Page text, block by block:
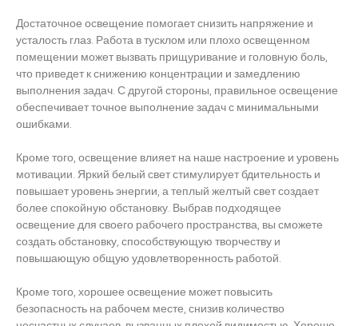
Достаточное освещение помогает снизить напряжение и
усталость глаз. Работа в тусклом или плохо освещенном
помещении может вызвать прищуривание и головную боль,
что приведет к снижению концентрации и замедлению
выполнения задач. С другой стороны, правильное освещение
обеспечивает точное выполнение задач с минимальными
ошибками.
Кроме того, освещение влияет на наше настроение и уровень
мотивации. Яркий белый свет стимулирует бдительность и
повышает уровень энергии, а теплый желтый свет создает
более спокойную обстановку. Выбрав подходящее
освещение для своего рабочего пространства, вы сможете
создать обстановку, способствующую творчеству и
повышающую общую удовлетворенность работой.
Кроме того, хорошее освещение может повысить
безопасность на рабочем месте, снизив количество